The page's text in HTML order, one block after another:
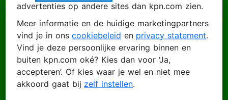
E-mailadres
Wachtwoord
advertenties op andere sites dan kpn.com zien.
Meer informatie en de huidige marketingpartners
vind je in ons cookiebeleid en privacy statement.
Vind je deze persoonlijke ervaring binnen en
buiten kpn.com oké? Kies dan voor ‘Ja,
accepteren’. Of kies waar je wel en niet mee
akkoord gaat bij zelf instellen.